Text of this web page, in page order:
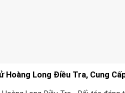
Hoàng Long Điều Tra, Cung
Ngoại Tình